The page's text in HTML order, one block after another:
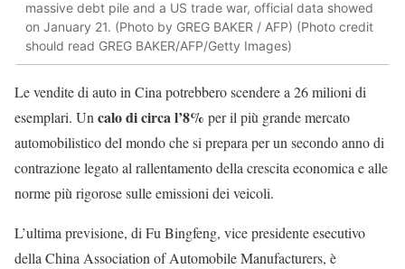
massive debt pile and a US trade war, official data showed
on January 21. (Photo by GREG BAKER / AFP) (Photo credit
should read GREG BAKER/AFP/Getty Images)
Le vendite di auto in Cina potrebbero scendere a 26 milioni di
esemplari. Un calo di circa l’8% per il più grande mercato
automobilistico del mondo che si prepara per un secondo anno di
contrazione legato al rallentamento della crescita economica e alle
norme più rigorose sulle emissioni dei veicoli.
L’ultima previsione, di Fu Bingfeng, vice presidente esecutivo
della China Association of Automobile Manufacturers, è